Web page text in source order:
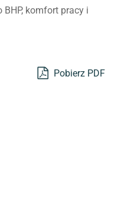
komfort pracy i
Pobierz PDF